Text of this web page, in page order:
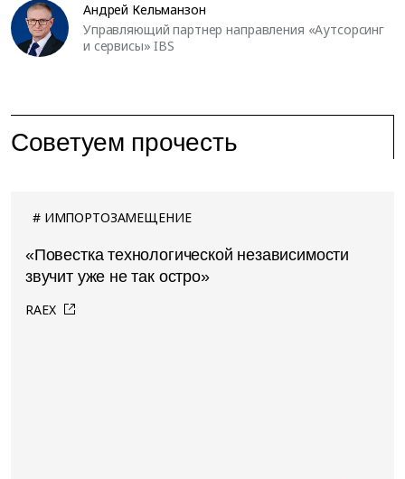
Андрей Кельманзон
Управляющий партнер направления «Аутсорсинг
и сервисы» IBS
Советуем прочесть
ИМПОРТОЗАМЕЩЕНИЕ
«Повестка технологической независимости
звучит уже не так остро»
RAEX